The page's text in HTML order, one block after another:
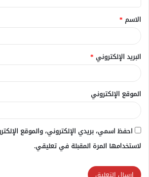
ق
*
الاسم *
البريد الإلكتروني *
الموقع الإلكتروني
احفظ اسمي، بريدي الإلكتروني، والموقع
لاستخدامها المرة المقبلة في تعليقي.